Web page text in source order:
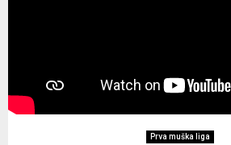
Prva muška liga